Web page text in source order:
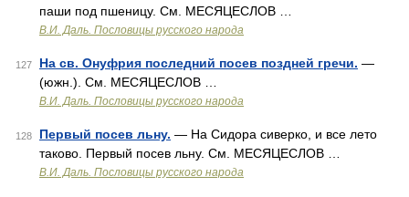
паши под пшеницу. См. МЕСЯЦЕСЛОВ …
В.И. Даль. Пословицы русского народа
127 На св. Онуфрия последний посев поздней гречи. —
(южн.). См. МЕСЯЦЕСЛОВ …
В.И. Даль. Пословицы русского народа
128 Первый посев льну. — На Сидора сиверко, и все лето
таково. Первый посев льну. См. МЕСЯЦЕСЛОВ …
В.И. Даль. Пословицы русского народа